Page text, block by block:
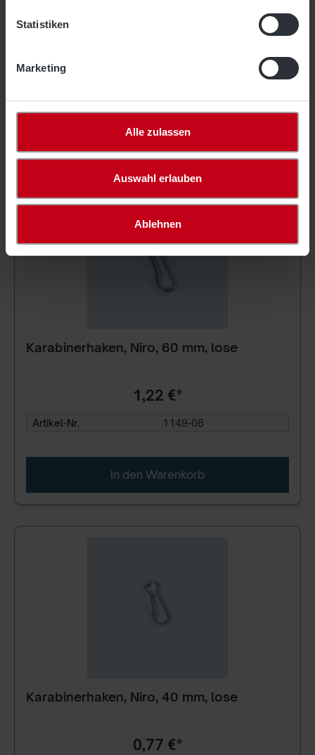
Statistiken
Marketing
Alle zulassen
Auswahl erlauben
Ablehnen
Artikel-Nr.
In den Warenkorb
Karabinerhaken, Niro, 60 mm, lose
1,22 €*
Artikel-Nr. 1149-06
In den Warenkorb
Karabinerhaken, Niro, 40 mm, lose
0,77 €*